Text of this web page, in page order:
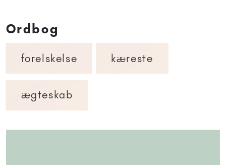
Ordbog
forelskelse kæreste
ægteskab